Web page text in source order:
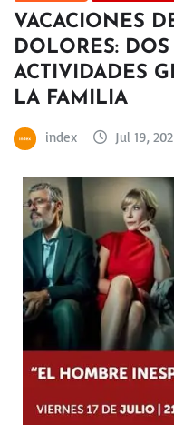
VACACIONES
DOLORES:
ACTIVIDADES
LA FAMILIA
index Jul 19,